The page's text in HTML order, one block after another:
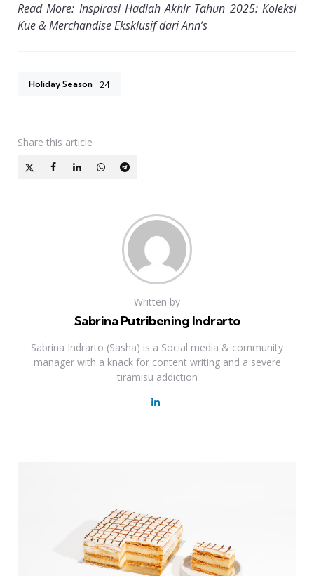
Read More: Inspirasi Hadiah Akhir Tahun 2025: Koleksi
Kue & Merchandise Eksklusif dari Ann’s
Holiday Season 24
Share this article
Written by
Sabrina Putribening Indrarto
Sabrina Indrarto (Sasha) is a Social media & community
manager with a knack for content writing and a severe
tiramisu addiction